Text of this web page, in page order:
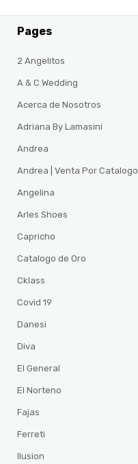
Pages
2 Angelitos
A & C Wedding
Acerca de Nosotros
Adriana By Lamasini
Andrea
Andrea | Venta Por Catalogo
Angelina
Arles Shoes
Capricho
Catalogo de Oro
Cklass
Covid 19
Danesi
Diva
El General
El Norteno
Fajas
Ferreti
Ilusion